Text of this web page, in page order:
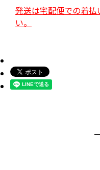
発送は宅配便での着
い。